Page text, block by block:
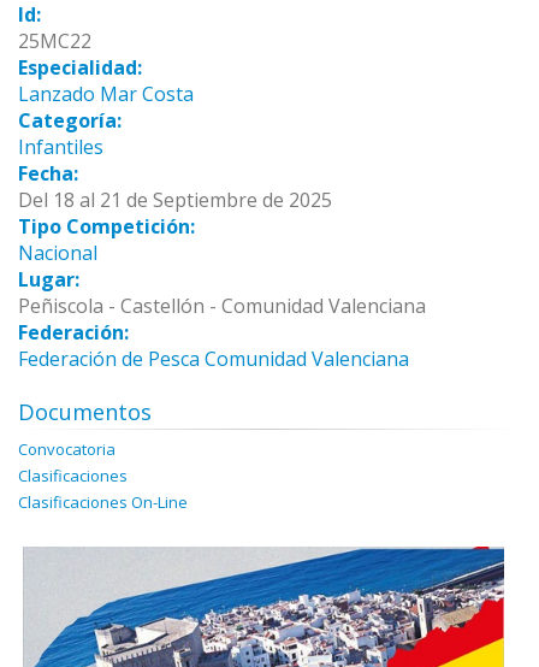
Id:
25MC22
Especialidad:
Lanzado Mar Costa
Categoría:
Infantiles
Fecha:
Del 18 al 21 de Septiembre de 2025
Tipo Competición:
Nacional
Lugar:
Peñiscola - Castellón - Comunidad Valenciana
Federación:
Federación de Pesca Comunidad Valenciana
Documentos
Convocatoria
Clasificaciones
Clasificaciones On-Line